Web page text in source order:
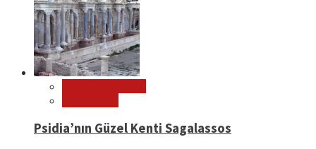
Psidia’nın Güzel Kenti Sagalassos